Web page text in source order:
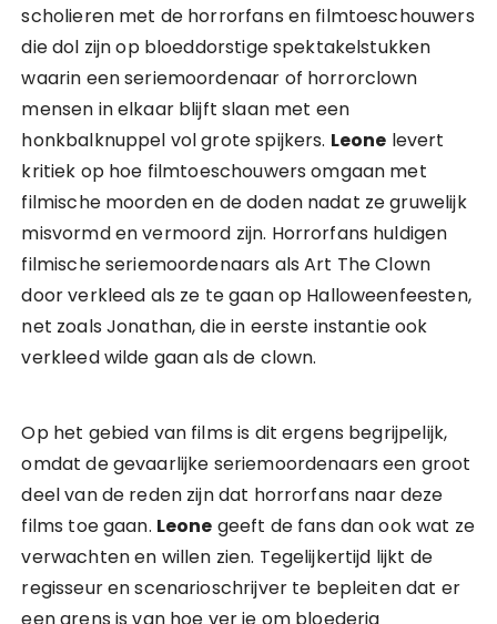
scholieren met de horrorfans en filmtoeschouwers
die dol zijn op bloeddorstige spektakelstukken
waarin een seriemoordenaar of horrorclown
mensen in elkaar blijft slaan met een
honkbalknuppel vol grote spijkers. Leone levert
kritiek op hoe filmtoeschouwers omgaan met
filmische moorden en de doden nadat ze gruwelijk
misvormd en vermoord zijn. Horrorfans huldigen
filmische seriemoordenaars als Art The Clown
door verkleed als ze te gaan op Halloweenfeesten,
net zoals Jonathan, die in eerste instantie ook
verkleed wilde gaan als de clown.
Op het gebied van films is dit ergens begrijpelijk,
omdat de gevaarlijke seriemoordenaars een groot
deel van de reden zijn dat horrorfans naar deze
films toe gaan. Leone geeft de fans dan ook wat ze
verwachten en willen zien. Tegelijkertijd lijkt de
regisseur en scenarioschrijver te bepleiten dat er